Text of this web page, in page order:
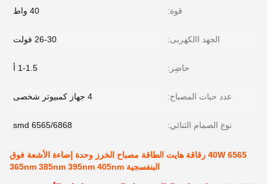
قوة: 40 واط
الجهد االكهربى: 26-30 فولت
حاضِر: 1-1.5 أ
عدد حبات المصباح: 4 جهاز كمبيوتر شخصى
نوع الصمام الثنائي: 6565/6868 smd
6565 40W رقاقة هايت الطاقة مصباح الخرز وحدة إضاءة الأشعة فوق
البنفسجية 365nm 385nm 395nm 405nm